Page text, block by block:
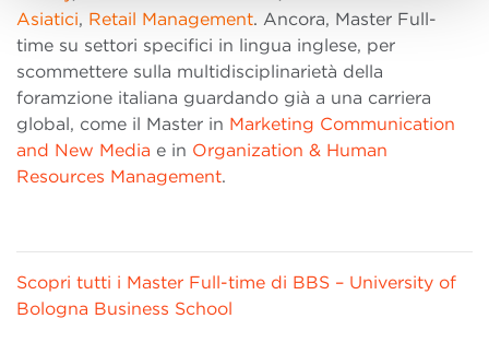
Asiatici, Retail Management. Ancora, Master Full-
time su settori specifici in lingua inglese, per
scommettere sulla multidisciplinarietà della
foramzione italiana guardando già a una carriera
global, come il Master in Marketing Communication
and New Media e in Organization & Human
Resources Management.
Scopri tutti i Master Full-time di BBS – University of
Bologna Business School